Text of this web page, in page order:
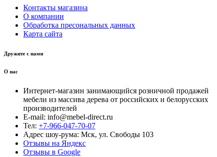
Контакты магазина
О компании
Обработка пресональных данных
Карта сайта
Дружите с нами
О нас
Интернет-магазин занимающийся розничной продажей
мебели из массива дерева от российских и белорусских
производителей
E-mail: info@mebel-direct.ru
Тел: +7-966-047-70-07
Адрес шоу-рума: Мск, ул. Свободы 103
Отзывы на Яндекс
Отзывы в Google